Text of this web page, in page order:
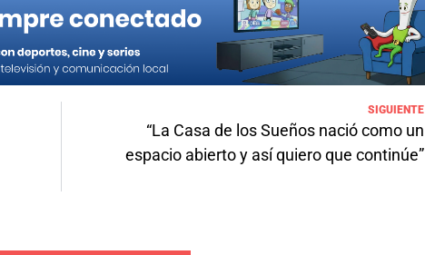
SIGUIENTE
“La Casa de los Sueños nació como un
espacio abierto y así quiero que continúe”